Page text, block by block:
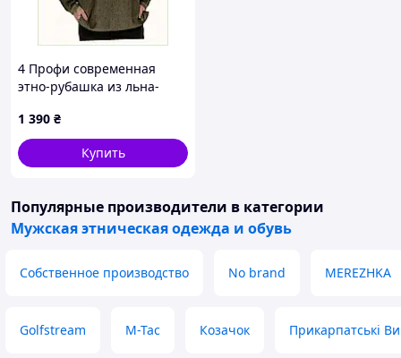
4 Профи современная
этно-рубашка из льна-
1 390 ₴
Купить
Популярные производители в категории
Мужская этническая одежда и обувь
Собственное производство No brand MEREZHKA
Golfstream M-Tac Козачок Прикарпатські